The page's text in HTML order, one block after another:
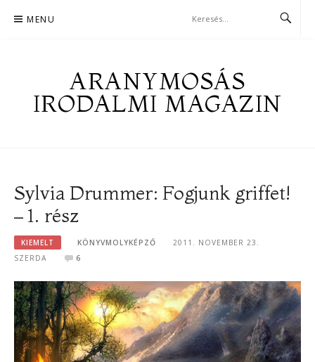
MENU
ARANYMOSÁS
IRODALMI MAGAZIN
Sylvia Drummer: Fogjunk griffet!
– 1. rész
KIEMELT KÖNYVMOLYKÉPZŐ
2011. NOVEMBER 23.
SZERDA
6